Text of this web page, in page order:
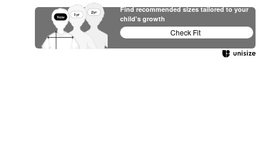
Find recommended sizes tailored to your
child's growth
Check Fit